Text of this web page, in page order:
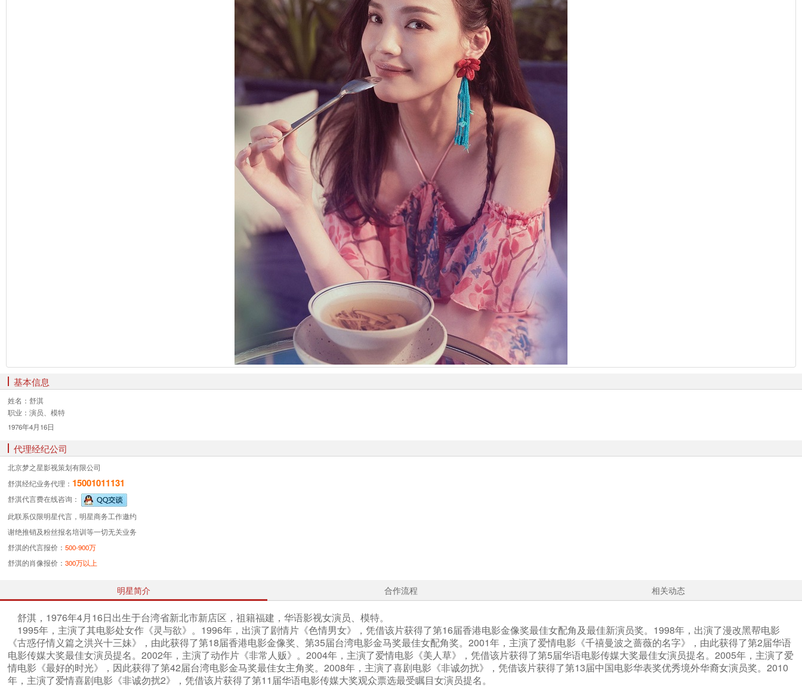
基本信息
姓名： 舒淇
职业： 演员、模特
1976年4月16日
代理经纪公司
北京梦之星影视策划有限公司
舒淇经纪业务代理： 15001011131
舒淇代言费在线咨询：
此联系仅限明星代言，明星商务工作邀约
谢绝推销及粉丝报名培训等一切无关业务
舒淇的代言报价： 500-900万
舒淇的肖像报价： 300万以上
明星简介 合作流程 相关动态
舒淇，1976年4月16日出生于台湾省新北市新店区，祖籍福建，华语影视女演员、模特。
1995年，主演了其电影处女作《灵与欲》。1996年，出演了剧情片《色情男女》，凭借该片获得了第16届香港电影金像奖最佳女配角及最佳新演员奖。1998年，出演了漫改黑帮电影
《古惑仔情义篇之洪兴十三妹》，由此获得了第18届香港电影金像奖、第35届台湾电影金马奖最佳女配角奖。2001年，主演了爱情电影《千禧曼波之蔷薇的名字》，由此获得了第2届华语
电影传媒大奖最佳女演员提名。2002年，主演了动作片《非常人贩》。2004年，主演了爱情电影《美人草》，凭借该片获得了第5届华语电影传媒大奖最佳女演员提名。2005年，主演了爱
情电影《最好的时光》，因此获得了第42届台湾电影金马奖最佳女主角奖。2008年，主演了喜剧电影《非诚勿扰》，凭借该片获得了第13届中国电影华表奖优秀境外华裔女演员奖。2010
年，主演了爱情喜剧电影《非诚勿扰2》，凭借该片获得了第11届华语电影传媒大奖观众票选最受瞩目女演员提名。